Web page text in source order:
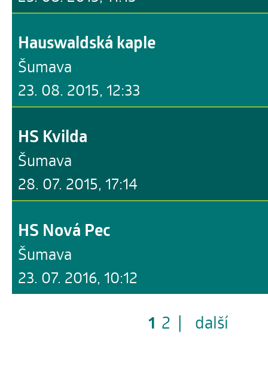
23. 08. 2015, 12:33
Hauswaldská kaple
Šumava
28. 07. 2015, 17:14
HS Kvilda
Šumava
23. 07. 2016, 10:12
HS Nová Pec
Šumava
1 2 | další